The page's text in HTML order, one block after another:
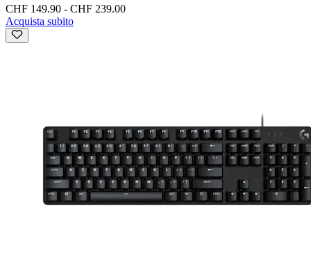
CHF 149.90 - CHF 239.00
Acquista subito